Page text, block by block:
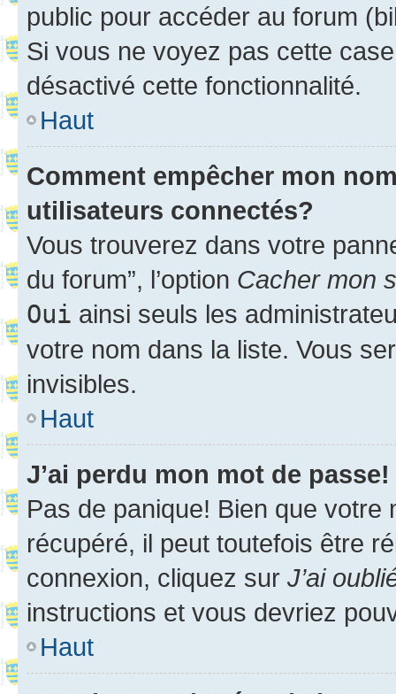
public pour accéder au forum
Si vous ne voyez pas cette
désactivé cette fonctionnalité.
Haut
Comment empêcher mon
utilisateurs connectés?
Vous trouverez dans votre
du forum”, l’option Cacher mon
Oui ainsi seuls les
votre nom dans la liste. Vous
invisibles.
Haut
J’ai perdu mon mot de passe!
Pas de panique! Bien que
récupéré, il peut toutefois être
connexion, cliquez sur J’ai
instructions et vous devriez
Haut